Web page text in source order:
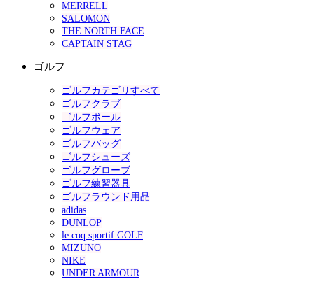
MERRELL
SALOMON
THE NORTH FACE
CAPTAIN STAG
ゴルフ
ゴルフカテゴリすべて
ゴルフクラブ
ゴルフボール
ゴルフウェア
ゴルフバッグ
ゴルフシューズ
ゴルフグローブ
ゴルフ練習器具
ゴルフラウンド用品
adidas
DUNLOP
le coq sportif GOLF
MIZUNO
NIKE
UNDER ARMOUR